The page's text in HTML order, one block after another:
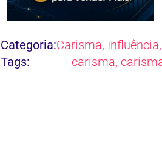
Categoria:Carisma, Influência,
Tags:
carisma,